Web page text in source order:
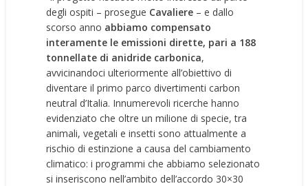
degli ospiti – prosegue Cavaliere – e dallo
scorso anno abbiamo compensato
interamente le emissioni dirette, pari a 188
tonnellate di anidride carbonica,
avvicinandoci ulteriormente all’obiettivo di
diventare il primo parco divertimenti carbon
neutral d’Italia. Innumerevoli ricerche hanno
evidenziato che oltre un milione di specie, tra
animali, vegetali e insetti sono attualmente a
rischio di estinzione a causa del cambiamento
climatico: i programmi che abbiamo selezionato
si inseriscono nell’ambito dell’accordo 30×30